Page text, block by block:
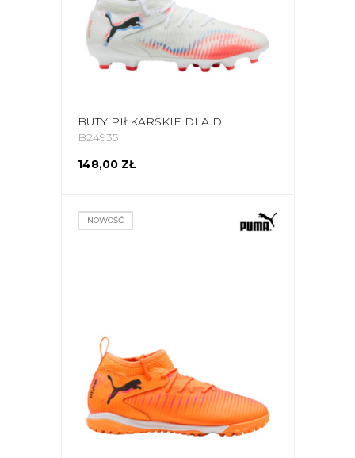
BUTY PIŁKARSKIE DLA DZIECI PUMA FUTURE 8 MATCH FG/AG 108614 01
B24935
148,00 ZŁ
NOWOŚĆ